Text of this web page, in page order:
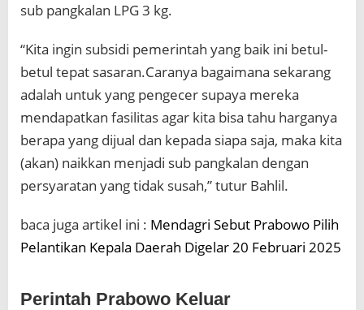
sub pangkalan LPG 3 kg.
“Kita ingin subsidi pemerintah yang baik ini betul-
betul tepat sasaran.Caranya bagaimana sekarang
adalah untuk yang pengecer supaya mereka
mendapatkan fasilitas agar kita bisa tahu harganya
berapa yang dijual dan kepada siapa saja, maka kita
(akan) naikkan menjadi sub pangkalan dengan
persyaratan yang tidak susah,” tutur Bahlil.
baca juga artikel ini : Mendagri Sebut Prabowo Pilih
Pelantikan Kepala Daerah Digelar 20 Februari 2025
Perintah Prabowo Keluar